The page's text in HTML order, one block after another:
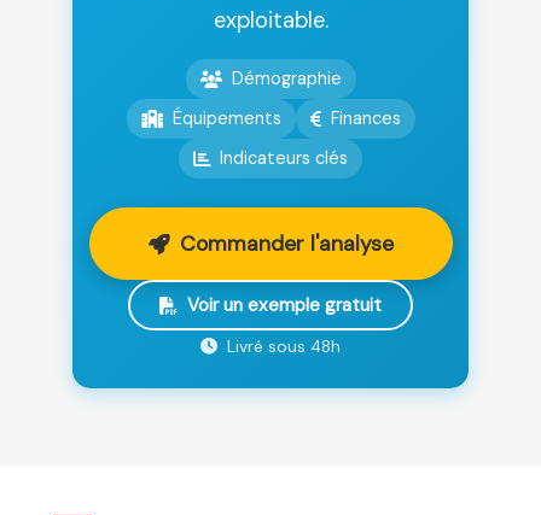
exploitable.
Démographie
Équipements
Finances
Indicateurs clés
Commander l'analyse
Voir un exemple gratuit
Livré sous 48h